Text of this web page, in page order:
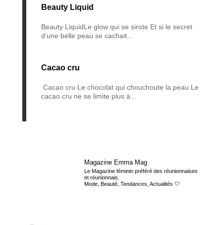
Beauty Liquid
Beauty LiquidLe glow qui se sirote Et si le secret
d’une belle peau se cachait...
Cacao cru
Cacao cru Le chocolat qui chouchoute la peau Le
cacao cru ne se limite plus à...
Magazine Emma Mag
Le Magazine féminin préféré des réunionnaises
et réunionnais.
Mode, Beauté, Tendances, Actualités 🤍